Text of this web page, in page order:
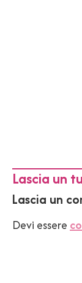
Lascia un
Lascia un
Devi essere